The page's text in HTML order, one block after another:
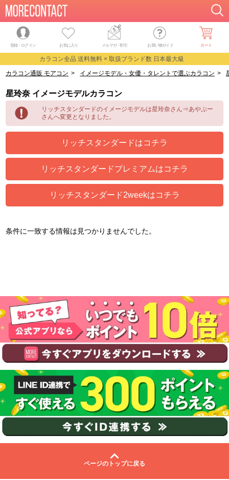
登録・ログイン お気に入り メルマガ・割引 お買い物ガイド カート
カラコン全品 送料無料 × 取扱ブランド数 日本最大級
カラコン通販 モアコン > イメージモデル・女優・タレントで選ぶカラコン >
星玲奈 イメージモデルカラコン
リッチスタンダードのイメージモデルは星玲奈さん⇒あやぷー
さんへ変更となりました。
リッチスタンダードはコチラ
リッチスタンダードプレミアムはコチラ
リッチスタンダード2weekはコチラ
条件に一致する情報は見つかりませんでした。
ページのトップに戻る